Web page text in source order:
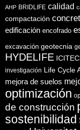
AHP BRIDLIFE calidad
compactación
edificación encofrado
excavación geotecnia
HYDELIFE
investigación Life Cycle
mejora de suelos
optimización
de construcción
sostenibilidad